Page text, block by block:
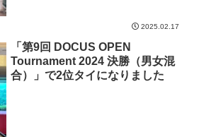
2025.02.17
「第9回 DOCUS OPEN
Tournament 2024 決勝（男女混
合）」で2位タイになりました